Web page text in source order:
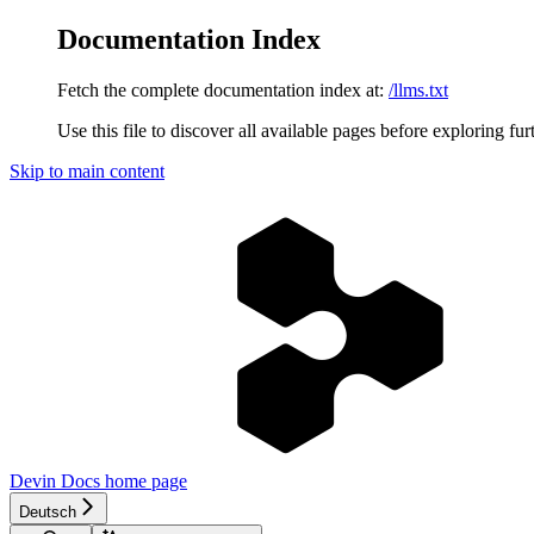
Documentation Index
Fetch the complete documentation index at: /llms.txt
Use this file to discover all available pages before exploring
Skip to main content
Devin Docs home page
Deutsch